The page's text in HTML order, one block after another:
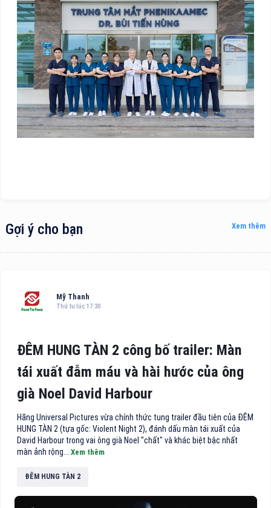
Gợi ý cho bạn Xem thêm
Mỹ Thanh
Thứ tư lúc 17:30
ĐÊM HUNG TÀN 2 công bố trailer: Màn
tái xuất đẫm máu và hài hước của ông
già Noel David Harbour
Hãng Universal Pictures vừa chính thức tung trailer đầu tiên của ĐÊM
HUNG TÀN 2 (tựa gốc: Violent Night 2), đánh dấu màn tái xuất của
David Harbour trong vai ông già Noel "chất" và khác biệt bậc nhất
màn ảnh rộng... Xem thêm
ĐÊM HUNG TÀN 2